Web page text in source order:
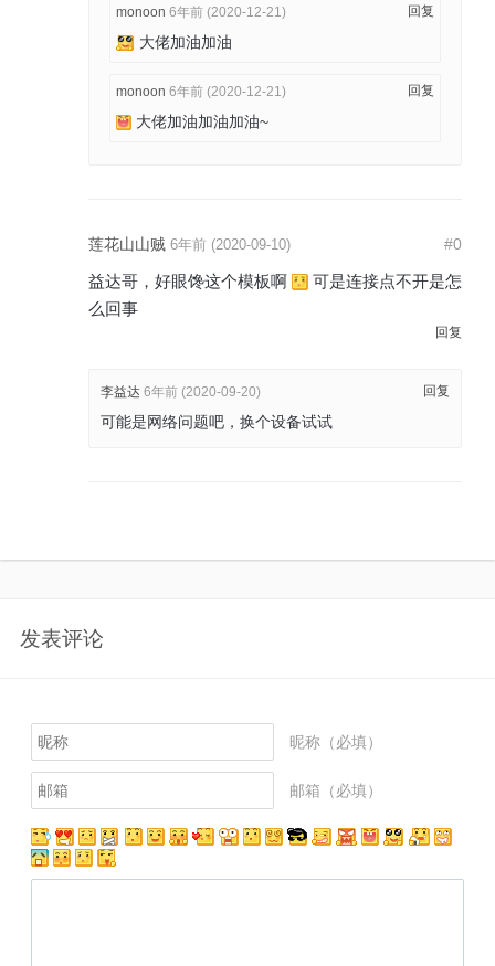
monoon 6年前 (2020-12-21)
大佬加油加油
回复
monoon 6年前 (2020-12-21)
大佬加油加油加油~
回复
莲花山山贼 6年前 (2020-09-10) #0
益达哥，好眼馋这个模板啊
可是连接点不开是怎
么回事
回复
李益达 6年前 (2020-09-20)
可能是网络问题吧，换个设备试试
回复
发表评论
昵称（必填）
邮箱（必填）